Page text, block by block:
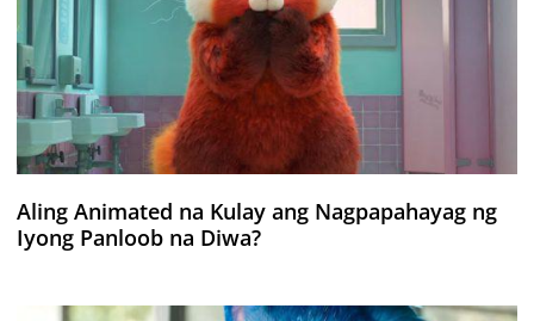
Aling Animated na Kulay ang Nagpapahayag ng
Iyong Panloob na Diwa?